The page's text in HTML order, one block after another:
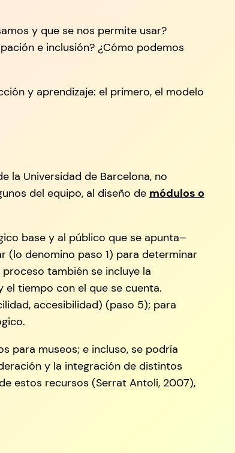
y que se nos permite usar?
e inclusión? ¿Cómo podemos
y aprendizaje: el primero, el modelo
la Universidad de Barcelona, no
del equipo, al diseño de módulos o
base y al público que se apunta–
(lo denomino paso 1) para determinar
también se incluye la
tiempo con el que se cuenta.
accesibilidad) (paso 5); para
para museos; e incluso, se podría
y la integración de distintos
estos recursos (Serrat Antolí, 2007),